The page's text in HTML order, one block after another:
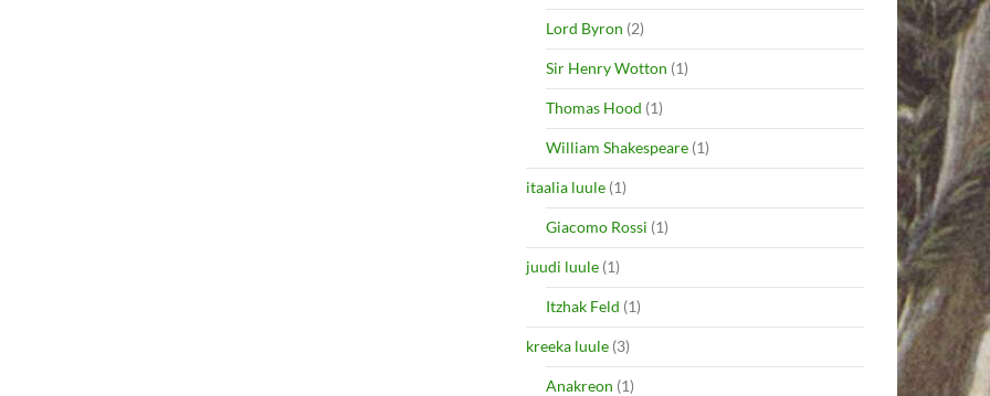
Lord Byron (2)
Sir Henry Wotton (1)
Thomas Hood (1)
William Shakespeare (1)
itaalia luule (1)
Giacomo Rossi (1)
juudi luule (1)
Itzhak Feld (1)
kreeka luule (3)
Anakreon (1)